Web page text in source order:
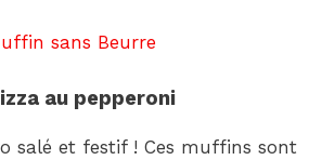
sans Beurre
au pepperoni
salé et festif ! Ces muffins sont